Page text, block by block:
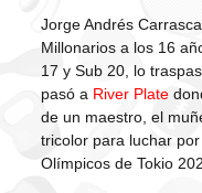
Jorge Andrés
Millonarios a los 16
17 y Sub 20, lo
pasó a River Plate
de un maestro, el
tricolor para luchar
Olímpicos de Tokio